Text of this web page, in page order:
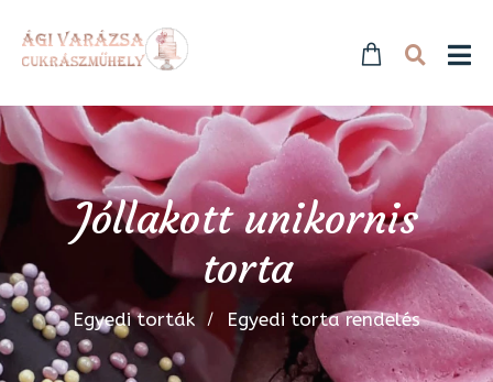
Jóllakott unikornis
torta
Egyedi torták Egyedi torta rendelés